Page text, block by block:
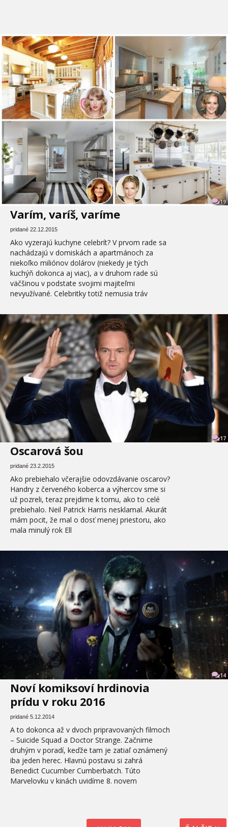
19
Varím, varíš, varíme
pridané 22.12.2015
Ako vyzerajú kuchyne celebrít? V prvom rade sa
nachádzajú v domiskách a apartmánoch za
niekoľko miliónov dolárov (niekedy je tých
kuchýň dokonca aj viac), a v druhom rade sú
väčšinou v podstate svojimi majiteľmi
nevyužívané. Celebritky totiž nemusia tráv
17
Oscarová šou
pridané 23.2.2015
Ako prebiehalo včerajšie odovzdávanie oscarov?
Handry z červeného koberca a výhercov sme si
už pozreli, teraz prejdime k tomu, ako to celé
prebiehalo. Neil Patrick Harris nesklamal. Akurát
mám pocit, že mal o dosť menej priestoru, ako
mala minulý rok Ell
14
Noví komiksoví hrdinovia
prídu v roku 2016
pridané 5.12.2014
A to dokonca až v dvoch pripravovaných filmoch
– Suicide Squad a Doctor Strange. Začnime
druhým v poradí, keďže tam je zatiaľ oznámený
iba jeden herec. Hlavnú postavu si zahrá
Benedict Cucumber Cumberbatch. Túto
Marvelovku v kinách uvidíme 8. novem